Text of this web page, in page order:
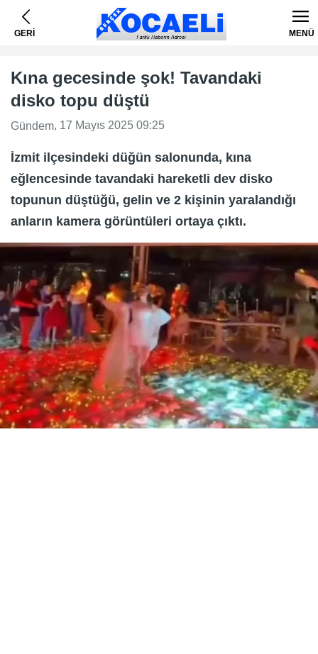
GERİ MENÜ
Kına gecesinde şok! Tavandaki
disko topu düştü
Gündem, 17 Mayıs 2025 09:25
İzmit ilçesindeki düğün salonunda, kına
eğlencesinde tavandaki hareketli dev disko
topunun düştüğü, gelin ve 2 kişinin yaralandığı
anların kamera görüntüleri ortaya çıktı.